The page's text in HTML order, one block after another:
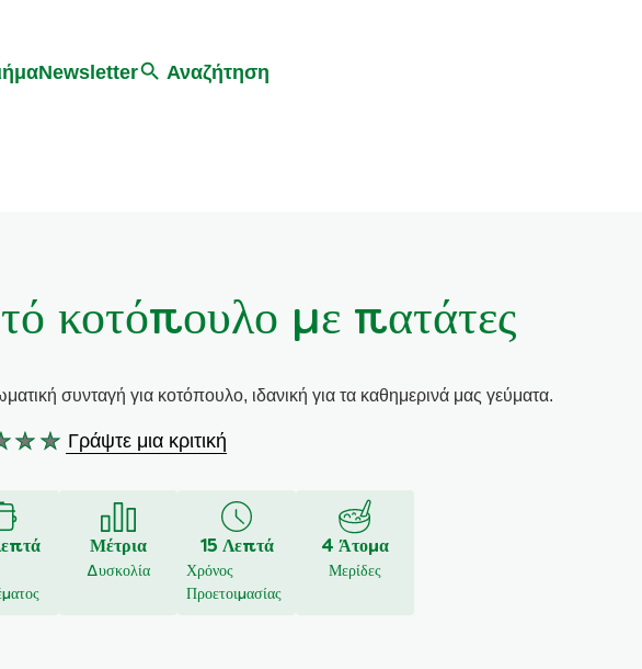
Newsletter Αναζήτηση
κοτόπουλο με πατάτες
συνταγή για κοτόπουλο, ιδανική για τα καθημερινά μας γεύματα.
Γράψτε μια κριτική
Μέτρια
Δυσκολία
15 Λεπτά
Χρόνος
Προετοιμασίας
4 Άτομα
Μερίδες